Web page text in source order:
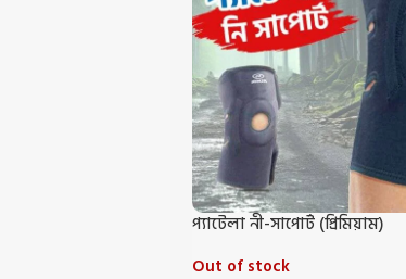
প্যাটেলা নী-সাপোর্ট (প্রিমিয়াম)
Out of stock